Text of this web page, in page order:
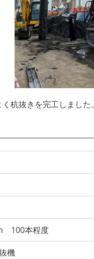
杭抜きを完工しました。
100本程度
機